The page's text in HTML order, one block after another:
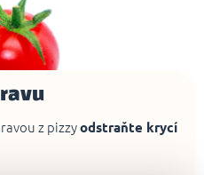
z pizzyodstraňte krycí